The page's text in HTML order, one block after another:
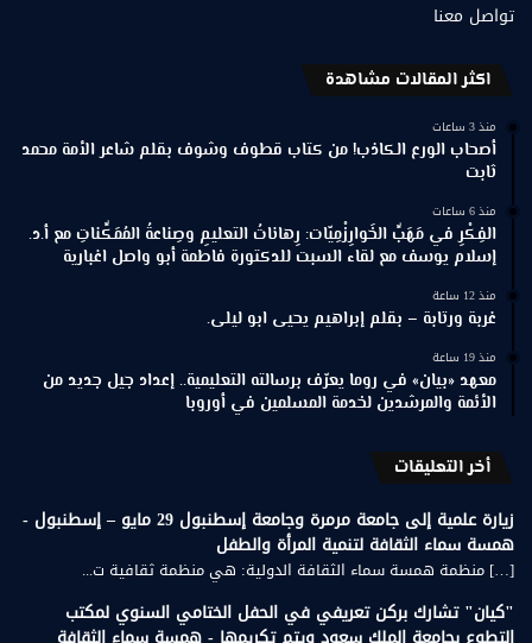
تواصل معنا
اكثر المقالات مشاهدة
منذ 3 ساعات
أصحاب الورع الكاذب! من كتاب قطوف وشوف بقلم شاعر الأمة محمد
ثابت
منذ 6 ساعات
الفِكْرِ في مَهَبِّ الخَوارِزْمِيّات: رِهاناتُ التعليمِ وصِناعةُ المُمَكِّناتِ مع أ.د.
إسلام يوسف مع لقاء السبت للدكتورة فاطمة أبو واصل اغبارية
منذ 12 ساعة
غربة ورتابة – بقلم إبراهيم يحيى ابو ليلى.
منذ 19 ساعة
معهد «بيان» في روما يعرّف برسالته التعليمية.. إعداد جيل جديد من
الأئمة والمرشدين لخدمة المسلمين في أوروبا
أخر التعليقات
زيارة علمية إلى جامعة مرمرة وجامعة إسطنبول 29 مايو – إسطنبول -
همسة سماء الثقافة لتنمية المرأة والطفل
[…] منظمة همسة سماء الثقافة الدولية: هي منظمة ثقافية ت...
"كيان" تشارك بركن تعريفي في الحفل الختامي السنوي لمكتب